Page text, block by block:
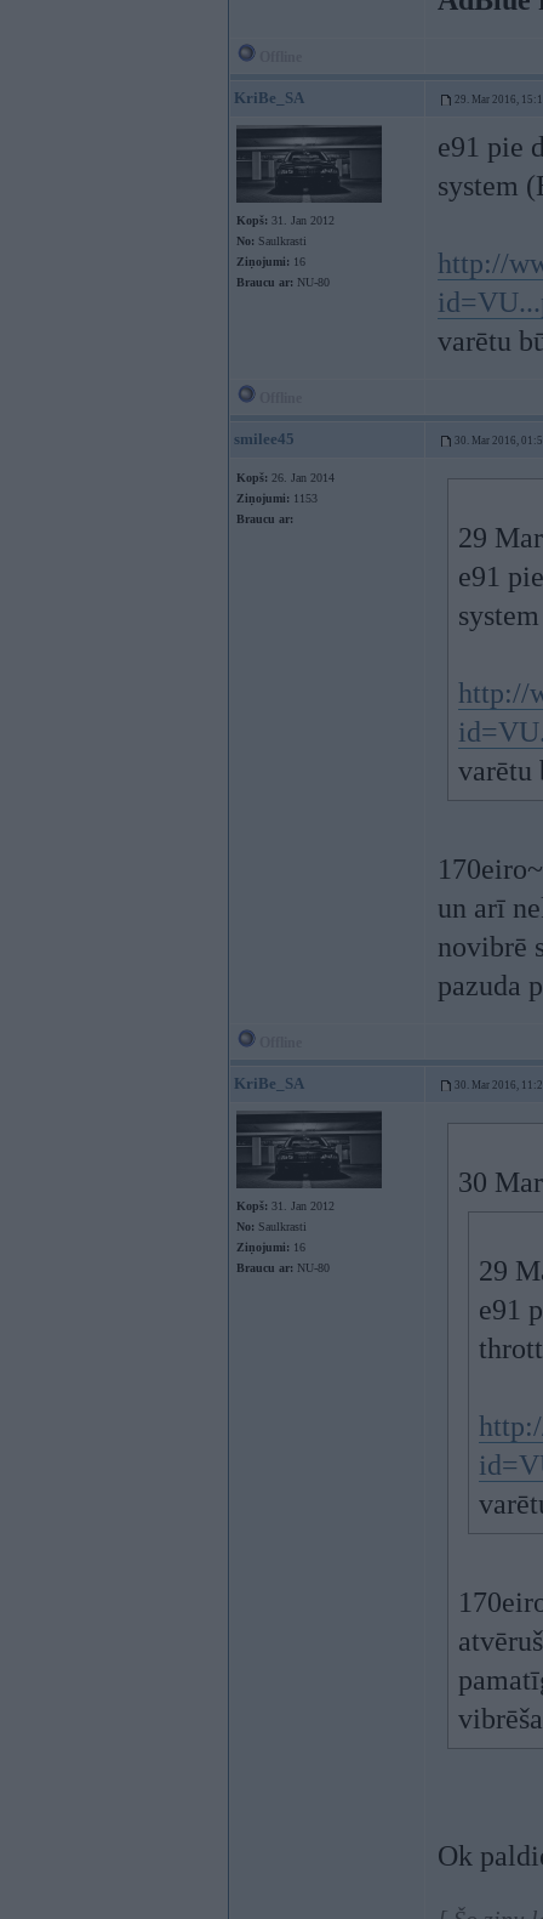
KriBe_SA 29. Mar 2016,
Kopš: 31. Jan 2012
No: Saulkrasti
Ziņojumi: 16
Braucu ar: NU-80
e91 pie
system
http://
varētu
smilee45 30. Mar 2016,
Kopš: 26. Jan 2014
Ziņojumi: 1153
Braucu ar:
29
e91
http://
varētu
un arī
novibrē
pazuda
KriBe_SA 30. Mar 2016,
Kopš: 31. Jan 2012
No: Saulkrasti
Ziņojumi: 16
Braucu ar: NU-80
30
29
e91
Ok